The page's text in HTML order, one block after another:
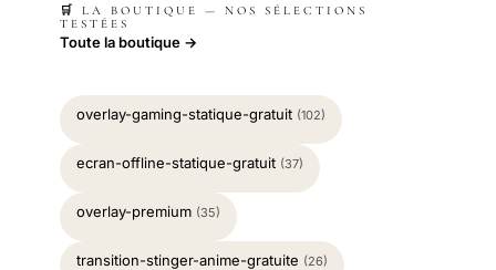
🛒 LA BOUTIQUE — NOS SÉLECTIONS
TESTÉES
Toute la boutique →
overlay-gaming-statique-gratuit (102)
ecran-offline-statique-gratuit (37)
overlay-premium (35)
transition-stinger-anime-gratuite (26)